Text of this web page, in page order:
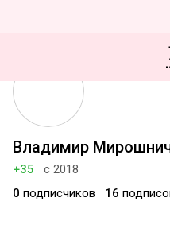
Владимир
+35
с 2018
0 подписчиков 16